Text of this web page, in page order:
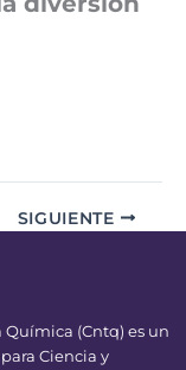
SIGUIENTE
(Cntq) es un
Ciencia y